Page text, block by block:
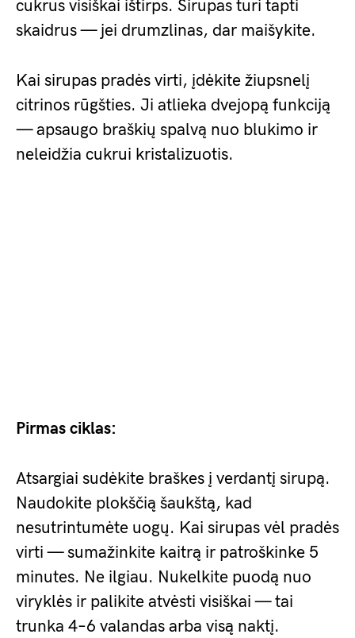
cukrus visiškai ištirps. Sirupas turi tapti
skaidrus — jei drumzlinas, dar maišykite.
Kai sirupas pradės virti, įdėkite žiupsnelį
citrinos rūgšties. Ji atlieka dvejopą funkciją
— apsaugo braškių spalvą nuo blukimo ir
neleidžia cukrui kristalizuotis.
Pirmas ciklas:
Atsargiai sudėkite braškes į verdantį sirupą.
Naudokite plokščią šaukštą, kad
nesutrintumėte uogų. Kai sirupas vėl pradės
virti — sumažinkite kaitrą ir patroškinke 5
minutes. Ne ilgiau. Nukelkite puodą nuo
viryklės ir palikite atvėsti visiškai — tai
trunka 4–6 valandas arba visą naktį.